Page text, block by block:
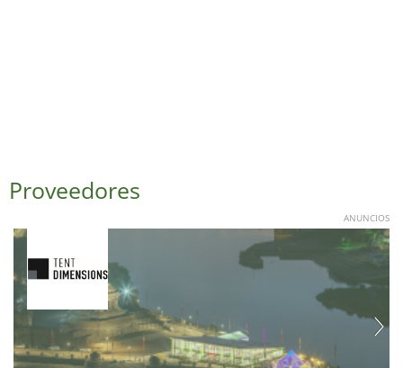
Proveedores
ANUNCIOS